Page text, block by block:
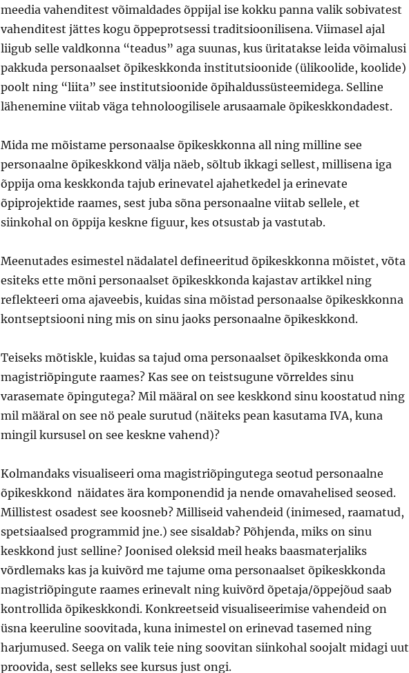
meedia vahenditest võimaldades õppijal ise kokku panna valik sobivatest
vahenditest jättes kogu õppeprotsessi traditsioonilisena. Viimasel ajal
liigub selle valdkonna “teadus” aga suunas, kus üritatakse leida võimalusi
pakkuda personaalset õpikeskkonda institutsioonide (ülikoolide, koolide)
poolt ning “liita” see institutsioonide õpihaldussüsteemidega. Selline
lähenemine viitab väga tehnoloogilisele arusaamale õpikeskkondadest.
Mida me mõistame personaalse õpikeskkonna all ning milline see
personaalne õpikeskkond välja näeb, sõltub ikkagi sellest, millisena iga
õppija oma keskkonda tajub erinevatel ajahetkedel ja erinevate
õpiprojektide raames, sest juba sõna personaalne viitab sellele, et
siinkohal on õppija keskne figuur, kes otsustab ja vastutab.
Meenutades esimestel nädalatel defineeritud õpikeskkonna mõistet, võta
esiteks ette mõni personaalset õpikeskkonda kajastav artikkel ning
reflekteeri oma ajaveebis, kuidas sina mõistad personaalse õpikeskkonna
kontseptsiooni ning mis on sinu jaoks personaalne õpikeskkond.
Teiseks mõtiskle, kuidas sa tajud oma personaalset õpikeskkonda oma
magistriõpingute raames? Kas see on teistsugune võrreldes sinu
varasemate õpingutega? Mil määral on see keskkond sinu koostatud ning
mil määral on see nö peale surutud (näiteks pean kasutama IVA, kuna
mingil kursusel on see keskne vahend)?
Kolmandaks visualiseeri oma magistriõpingutega seotud personaalne
õpikeskkond näidates ära komponendid ja nende omavahelised seosed.
Millistest osadest see koosneb? Milliseid vahendeid (inimesed, raamatud,
spetsiaalsed programmid jne.) see sisaldab? Põhjenda, miks on sinu
keskkond just selline? Joonised oleksid meil heaks baasmaterjaliks
võrdlemaks kas ja kuivõrd me tajume oma personaalset õpikeskkonda
magistriõpingute raames erinevalt ning kuivõrd õpetaja/õppejõud saab
kontrollida õpikeskkondi. Konkreetseid visualiseerimise vahendeid on
üsna keeruline soovitada, kuna inimestel on erinevad tasemed ning
harjumused. Seega on valik teie ning soovitan siinkohal soojalt midagi uut
proovida, sest selleks see kursus just ongi.